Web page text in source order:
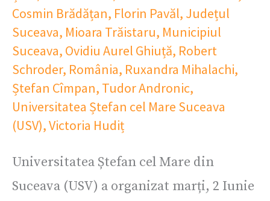
Cosmin Brădățan, Florin Pavăl, Județul
Suceava, Mioara Trăistaru, Municipiul
Suceava, Ovidiu Aurel Ghiuță, Robert
Schroder, România, Ruxandra Mihalachi,
Ștefan Cîmpan, Tudor Andronic,
Universitatea Ștefan cel Mare Suceava
(USV),Victoria Hudiț
Universitatea Ștefan cel Mare din
Suceava (USV) a organizat marți, 2 Iunie